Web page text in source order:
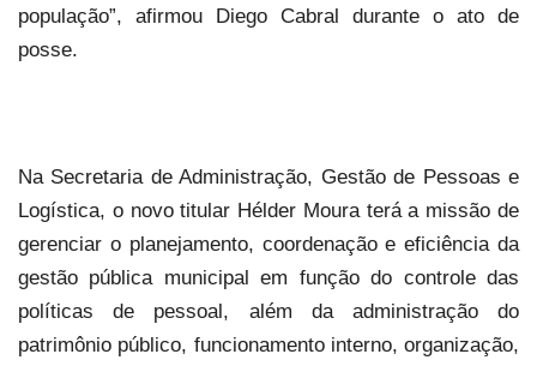
população”, afirmou Diego Cabral durante o ato de
posse.
Na Secretaria de Administração, Gestão de Pessoas e
Logística, o novo titular Hélder Moura terá a missão de
gerenciar o planejamento, coordenação e eficiência da
gestão pública municipal em função do controle das
políticas de pessoal, além da administração do
patrimônio público, funcionamento interno, organização,